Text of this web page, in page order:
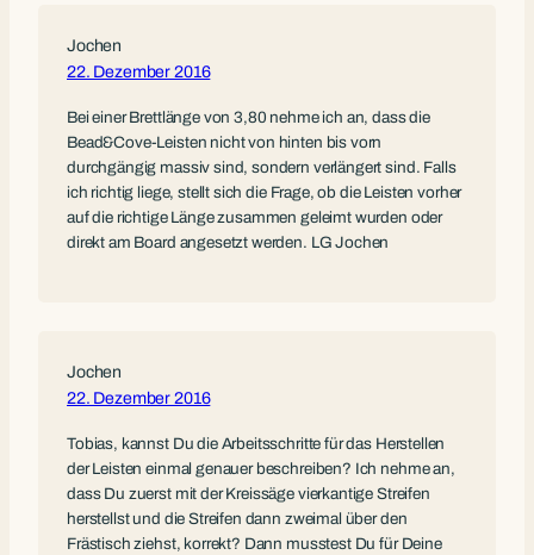
Jochen
22. Dezember 2016
Bei einer Brettlänge von 3,80 nehme ich an, dass die
Bead&Cove-Leisten nicht von hinten bis vorn
durchgängig massiv sind, sondern verlängert sind. Falls
ich richtig liege, stellt sich die Frage, ob die Leisten vorher
auf die richtige Länge zusammen geleimt wurden oder
direkt am Board angesetzt werden. LG Jochen
Jochen
22. Dezember 2016
Tobias, kannst Du die Arbeitsschritte für das Herstellen
der Leisten einmal genauer beschreiben? Ich nehme an,
dass Du zuerst mit der Kreissäge vierkantige Streifen
herstellst und die Streifen dann zweimal über den
Frästisch ziehst, korrekt? Dann musstest Du für Deine